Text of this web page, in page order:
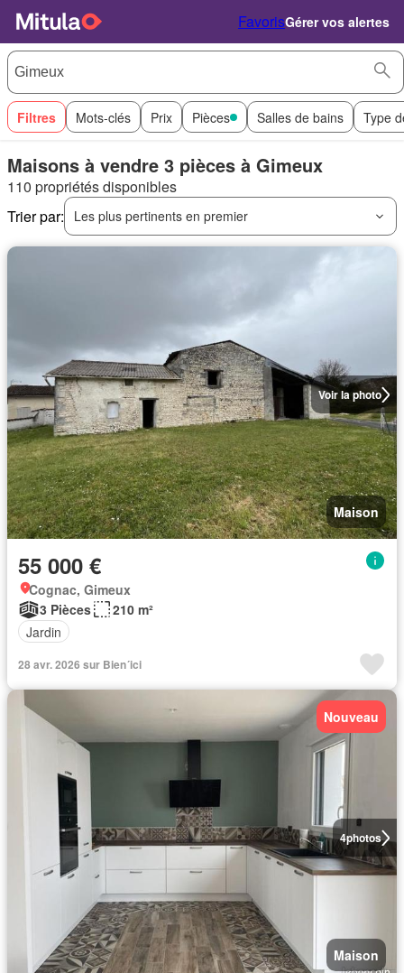
FavorisGérer vos alertes
Filtres Mots-clés Prix Pièces Salles de bains Type
Maisons à vendre 3 pièces à Gimeux
110 propriétés disponibles
Trier par:
Les plus pertinents en premier
Voir la photo
Maison
55 000 €
Cognac, Gimeux
3 Pièces
210 m²
Jardin
28 avr. 2026 sur Bien´ici
4photos
Nouveau
Maison